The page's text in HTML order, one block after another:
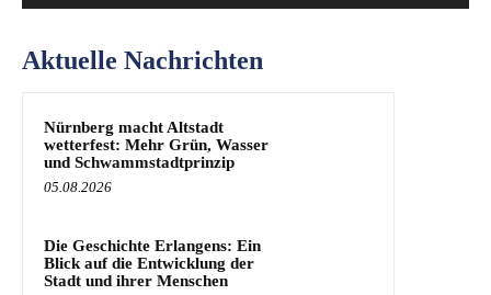
Aktuelle Nachrichten
Nürnberg macht Altstadt
wetterfest: Mehr Grün, Wasser
und Schwammstadtprinzip
05.08.2026
Die Geschichte Erlangens: Ein
Blick auf die Entwicklung der
Stadt und ihrer Menschen